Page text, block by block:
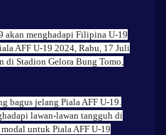
akan menghadapi Filipina U-19
AFF U-19 2024, Rabu, 17 Juli
di Stadion Gelora Bung Tomo,
bagus jelang Piala AFF U-19.
lawan-lawan tangguh di
untuk Piala AFF U-19